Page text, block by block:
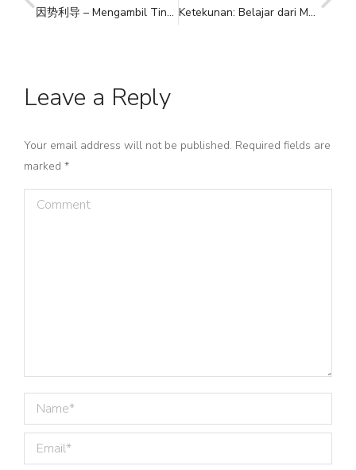
因势利导 – Mengambil Tindakan Berdasarkan Kondisi yang Berlaku Ketekunan: Belajar dari Mahasiswa China
Leave a Reply
Your email address will not be published. Required fields are
marked *
Comment
Name *
Email *